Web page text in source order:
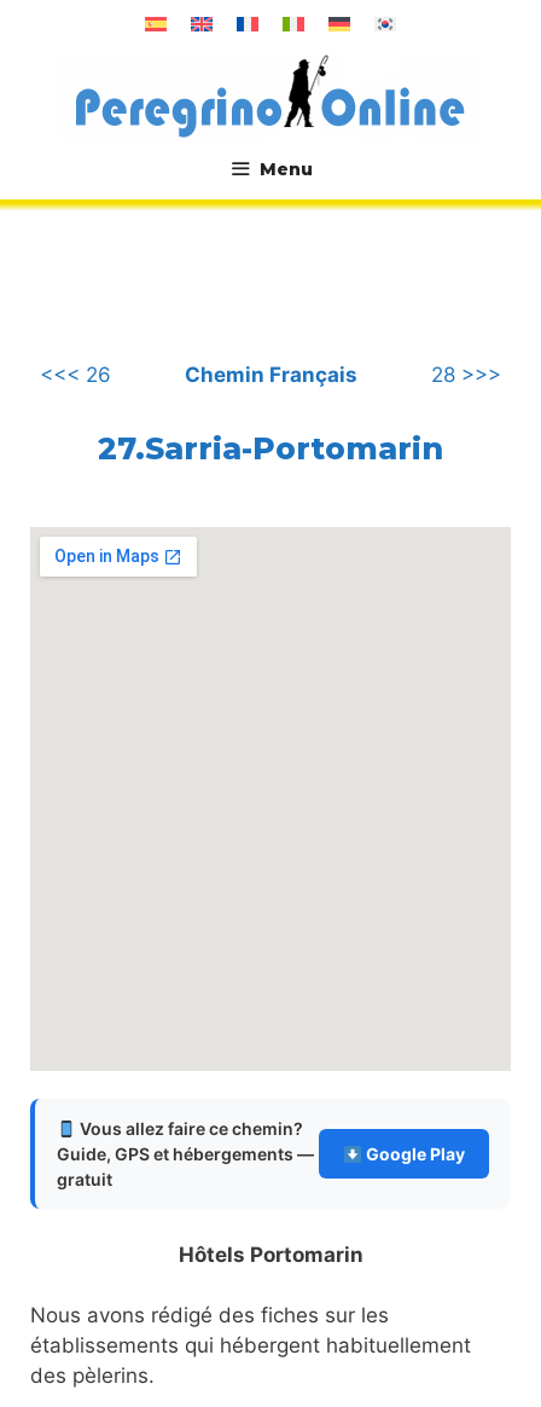
Menu
.
<<< 26 Chemin Français 28 >>>
27.Sarria-Portomarin
Vous allez faire ce chemin?
Guide, GPS et hébergements —
gratuit
Google Play
Hôtels Portomarin
Nous avons rédigé des fiches sur les
établissements qui hébergent habituellement
des pèlerins.